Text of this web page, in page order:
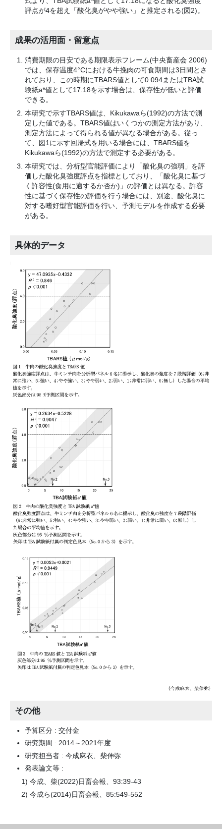
評点が4を超え「酸化臭がやや強い」と推定される(図2)。
成果の活用面・留意点
消費期限の目安である期限表示フレーム(中央畜産会 2006)
では、保存温度4°Cにおける牛挽肉の可食期間は3日間とさ
れており、この時期にTBARS値として0.094またはTBA試
験紙a*値として17.18を示す場合は、保存性が低いと評価
できる。
本研究で示すTBARS値は、Kikukawaら(1992)の方法で測
定した値である。TBARS値はいくつかの測定方法があり、
測定方法によって得られる値が異なる場合がある。従っ
て、図1に示す回帰式を用いる場合には、TBARS値を
Kikukawaら(1992)の方法で測定する必要がある。
本研究では、分析型官能評価により「酸化臭の強弱」を評
価した酸化臭強度評点を指標としており、「酸化臭に基づ
く許容性(食用に適するか否か)」の評価とは異なる。許容
性に基づく保存性の評価を行う場合には、別途、酸化臭に
対する嗜好型官能評価を行い、予測モデルを作成する必要
がある。
具体的データ
その他
予算区分 : 交付金
研究期間 : 2014～2021年度
研究担当者 : 今成麻衣、柴伸弥
発表論文等 :
今成、柴(2022)日畜会報、93:39-43
今成ら(2014)日畜会報、85:549-552